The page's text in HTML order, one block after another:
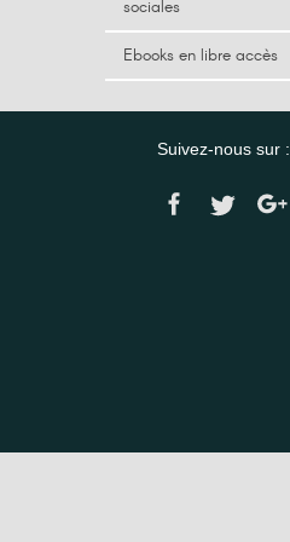
sociales
Ebooks en libre accès
Suivez-nous sur :